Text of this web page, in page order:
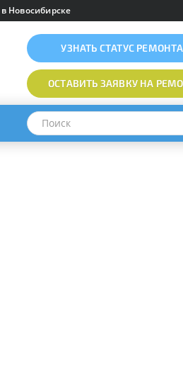
Новосибирске
УЗНАТЬ СТАТУС РЕМОНТА
ОСТАВИТЬ ЗАЯВКУНА